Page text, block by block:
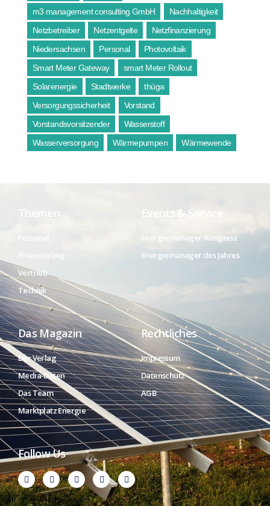
m3 management consulting GmbH
Nachhaltigkeit
Netzbetreiber
Netzentgelte
Netzfinanzierung
Niedersachsen
Personal
Photovoltaik
Smart Meter Gateway
smart Meter Rollout
Solarenergie
Stadtwerke
thüga
Versorgungssicherheit
Vorstand
Vorstandsvorsitzender
Wasserstoff
Wasserversorgung
Wärmepumpen Wärmewende
Themen
Finanzierung
Vertrieb
Technik
Events & Service
Energiemanager-Kongress
Energiemanager des Jahres
Das Magazin
Der Verlag
Media-Daten
Das Team
Marktplatz Energie
Rechtliches
Impressum
Datenschutz
AGB
Follow Us